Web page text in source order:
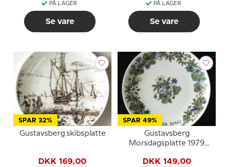
PÅ LAGER
Se vare
PÅ LAGER
Se vare
SPAR 32%
Gustavsberg skibsplatte
DKK 169,00
SPAR 49%
Gustavsberg
Morsdagsplatte 1979
cm
DKK 149,00